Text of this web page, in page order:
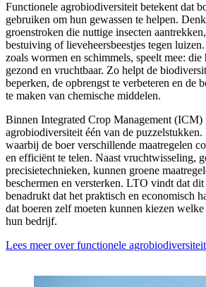
Functionele agrobiodiversiteit betekent dat
gebruiken om hun gewassen te helpen.
groenstroken die nuttige insecten
bestuiving of lieveheersbeestjes tegen
zoals wormen en schimmels, speelt mee: die
gezond en vruchtbaar. Zo helpt de
beperken, de opbrengst te verbeteren en de
te maken van chemische middelen.
Binnen Integrated Crop Management (ICM)
agrobiodiversiteit één van de
waarbij de boer verschillende maatregelen
en efficiënt te telen. Naast vruchtwisseling,
precisietechnieken, kunnen groene
beschermen en versterken. LTO vindt dat
benadrukt dat het praktisch en economisch
dat boeren zelf moeten kunnen kiezen welke
hun bedrijf.
Lees meer over functionele agrobiodiversiteit